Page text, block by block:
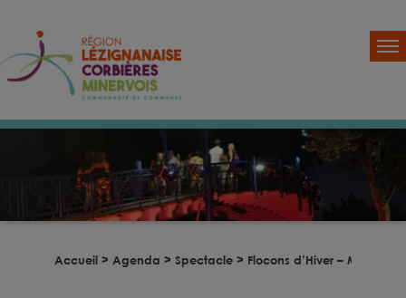
Accueil > Agenda > Spectacle > Flocons d’Hiver – MILCOM